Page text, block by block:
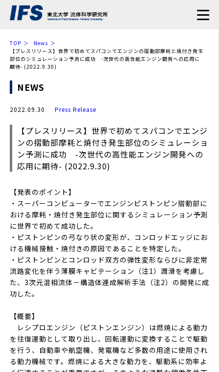
TOP
News
【プレスリリース】世界で初めてスパコンでエンジンの摺動部摩耗と焼付き発生
部位のシミュレーション予測に成功 -次世代の高性能エンジン開発への応用に
期待- (2022.9.30)
NEWS
2022.09.30 Press Release
【プレスリリース】世界で初めてスパコンでエンジ
ンの摺動部摩耗と焼付き発生部位のシミュレーショ
ン予測に成功 -次世代の高性能エンジン開発への
応用に期待- (2022.9.30)
【発表のポイント】
・スーパーコンピューターでエンジンピストンピン摺動部に
おける摩耗・焼付き発生部位に関するシミュレーション予測
に世界で初めて成功した。
・ピストンピンの弓なり状の変形が、コンロッドエッジにお
ける機械接触・焼付きの原因であることを特定した。
・ピストンピンとコンロッド双方の弾性変形ならびに非定常
流路変化を伴う薄膜キャビテーション（注1）潤滑を考慮し
た、3次元混相流体－構造体連成解析手法（注2）の開発に成
功した。
【概要】
レシプロエンジン（ピストンエンジン）は燃焼による動力
を往復運動として取り出し、回転運動に変換することで駆動
を行う、自動車や航空機、発電機など多数の用途に使用され
る動力機械です。燃焼による大きな動力を、駆動系に効率よ